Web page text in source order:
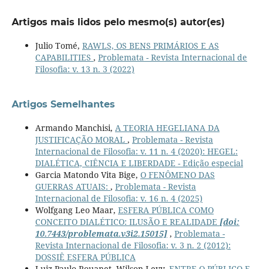
Artigos mais lidos pelo mesmo(s) autor(es)
Julio Tomé, RAWLS, OS BENS PRIMÁRIOS E AS
CAPABILITIES , Problemata - Revista Internacional de
Filosofia: v. 13 n. 3 (2022)
Artigos Semelhantes
Armando Manchisi, A TEORIA HEGELIANA DA
JUSTIFICAÇÃO MORAL , Problemata - Revista
Internacional de Filosofia: v. 11 n. 4 (2020): HEGEL:
DIALÉTICA, CIÊNCIA E LIBERDADE - Edição especial
Garcia Matondo Vita Bige, O FENÔMENO DAS
GUERRAS ATUAIS: , Problemata - Revista
Internacional de Filosofia: v. 16 n. 4 (2025)
Wolfgang Leo Maar, ESFERA PÚBLICA COMO
CONCEITO DIALÉTICO: ILUSÃO E REALIDADE [doi:
10.7443/problemata.v3i2.15015], Problemata -
Revista Internacional de Filosofia: v. 3 n. 2 (2012):
DOSSIÊ ESFERA PÚBLICA